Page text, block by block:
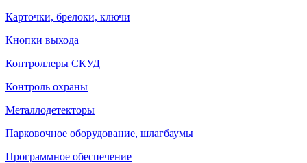
Карточки, брелоки, ключи
Кнопки выхода
Контроллеры СКУД
Контроль охраны
Металлодетекторы
Парковочное оборудование, шлагбаумы
Программное обеспечение